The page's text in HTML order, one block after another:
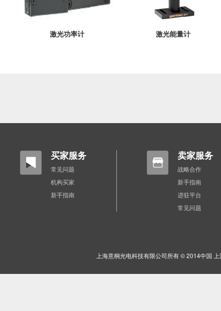
激光功率计 激光能量计
买家服务
常见问题
机构买家
新手指南
卖家服务
战略合作
新手指南
进驻平台
常见问题
上海意桐光电科技有限公司所有 © 2014中国